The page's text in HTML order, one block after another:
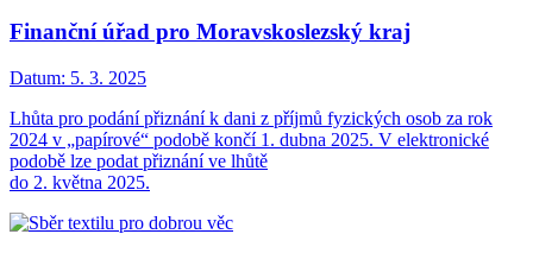
Finanční úřad pro Moravskoslezský kraj
Datum: 5. 3. 2025
Lhůta pro podání přiznání k dani z příjmů fyzických osob za rok
2024 v „papírové“ podobě končí 1. dubna 2025. V elektronické
podobě lze podat přiznání ve lhůtě
do 2. května 2025.